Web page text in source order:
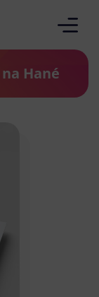
Hané